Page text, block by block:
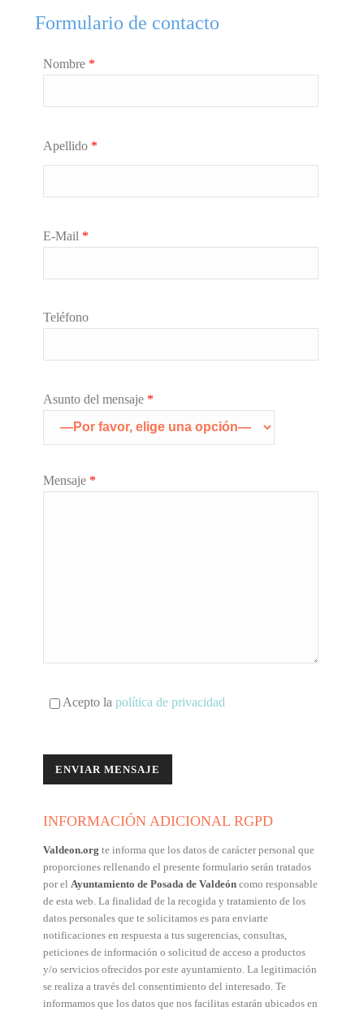
Formulario de contacto
Nombre *
Apellido *
E-Mail *
Teléfono
Asunto del mensaje*
Mensaje*
Acepto la política de privacidad
INFORMACIÓN ADICIONAL RGPD
Valdeon.org te informa que los datos de carácter personal que
proporciones rellenando el presente formulario serán tratados
por el Ayuntamiento de Posada de Valdeóncomo responsable
de esta web. La finalidad de la recogida y tratamiento de los
datos personales que te solicitamos es para enviarte
notificaciones en respuesta a tus sugerencias, consultas,
peticiones de información o solicitud de acceso a productos
y/o servicios ofrecidos por este ayuntamiento. La legitimación
se realiza a través del consentimiento del interesado. Te
informamos que los datos que nos facilitas estarán ubicados en